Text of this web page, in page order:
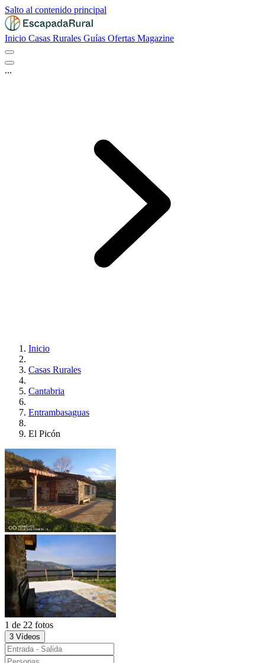
Salto al contenido principal
Inicio Casas Rurales Guías Ofertas Magazine
...
Inicio
Casas Rurales
Cantabria
Entrambasaguas
El Picón
1 de 22 fotos
3 Vídeos